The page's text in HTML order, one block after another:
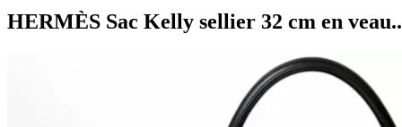
HERMÈS Sac Kelly sellier 32 cm en